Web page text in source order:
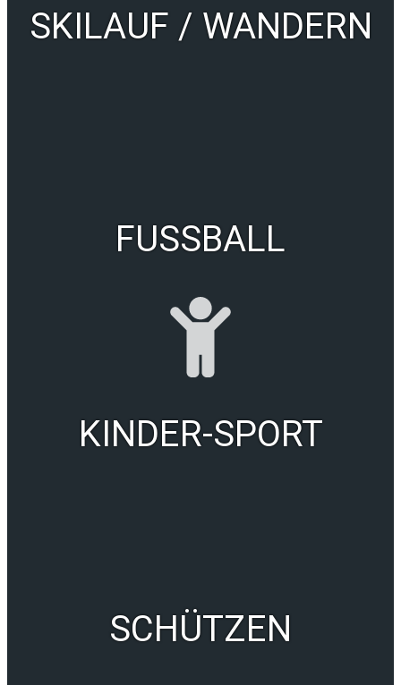
SKILAUF / WANDERN
FUSSBALL
KINDER-SPORT
SCHÜTZEN